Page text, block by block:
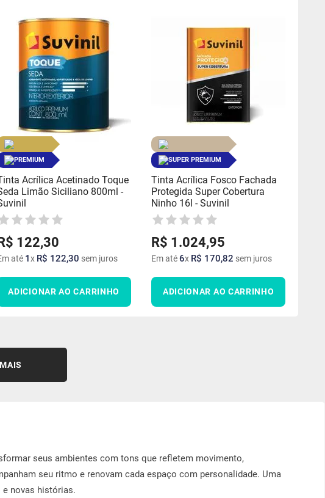
PREMIUM
Acrílica Acetinado Toque
Limão Siciliano 800ml -
R$ 122,30
até 1 x R$ 122,30 sem juros
ADICIONAR AO CARRINHO
SUPER PREMIUM
Tinta Acrílica Fosco Fachada
Protegida Super Cobertura
Ninho 16l - Suvinil
R$ 1 .024,95
Em até6x R$ 170,82 sem juros
ADICIONAR AO CARRINHO
seus ambientes com tons que refletem movimento,
seu ritmo e renovam cada espaço com personalidade. Uma
e novas histórias.